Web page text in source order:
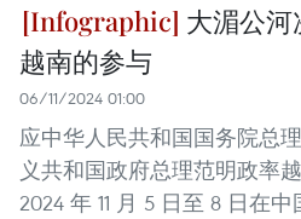
大湄公
越南的参与
06/11/2024 01:00
应中华人民共和国国务院总
义共和国政府总理范明政率
2024 年 11 月 5 日至 8 日在